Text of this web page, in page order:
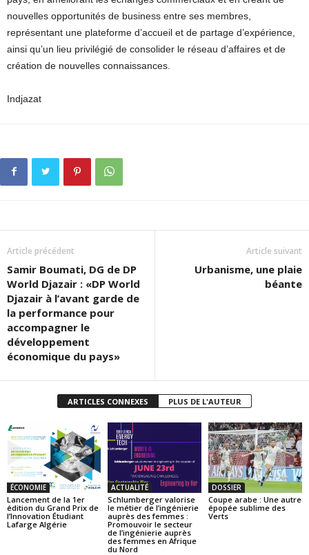
nouvelles opportunités de business entre ses membres,
représentant une plateforme d’accueil et de partage d’expérience,
ainsi qu’un lieu privilégié de consolider le réseau d’affaires et de
création de nouvelles connaissances.
Indjazat
Article précédent
Samir Boumati, DG de DP
World Djazair : «DP World
Djazair à l’avant garde de
la performance pour
accompagner le
développement
économique du pays»
Article suivant
Urbanisme, une plaie
béante
ARTICLES CONNEXES PLUS DE L'AUTEUR
ÉCONOMIE
Lancement de la 1er
édition du Grand Prix de
l’Innovation Étudiant
Lafarge Algérie
ACTUALITÉ
Schlumberger valorise
le métier de l’ingénierie
auprès des femmes :
Promouvoir le secteur
de l’ingénierie auprès
des femmes en Afrique
du Nord
DOSSIER
Coupe arabe : Une autre
épopée sublime des
Verts